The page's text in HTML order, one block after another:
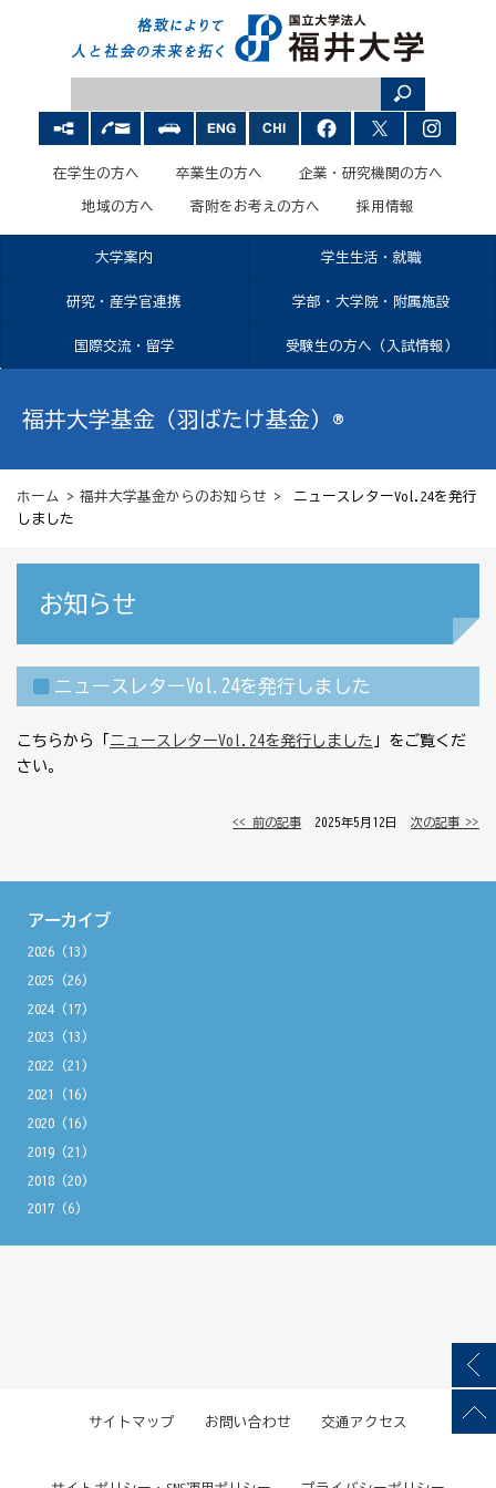
在学生の方へ 卒業生の方へ 企業・研究機関の方へ
地域の方へ 寄附をお考えの方へ 採用情報
大学案内 学生生活・就職
研究・産学官連携 学部・大学院・附属施設
国際交流・留学 受験生の方へ（入試情報）
福井大学基金（羽ばたけ基金）®
ホーム > 福井大学基金からのお知らせ > ニュースレターVol.24を発行
しました
お知らせ
ニュースレターVol.24を発行しました
こちらから「 ニュースレターVol.24を発行しました 」をご覧くだ
さい。
<< 前の記事 │ 2025年5月12日 │次の記事 >>
アーカイブ
2026(13)
2025 (26)
2024(17)
2023 (13)
2022 (21)
2021
(16)
2020(16)
2019(21)
2018(20)
2017(6)
サイトマップ お問い合わせ 交通アクセス